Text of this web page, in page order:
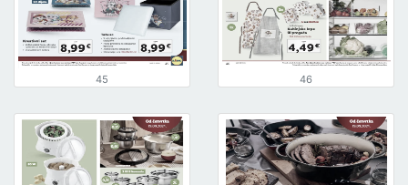
45 46